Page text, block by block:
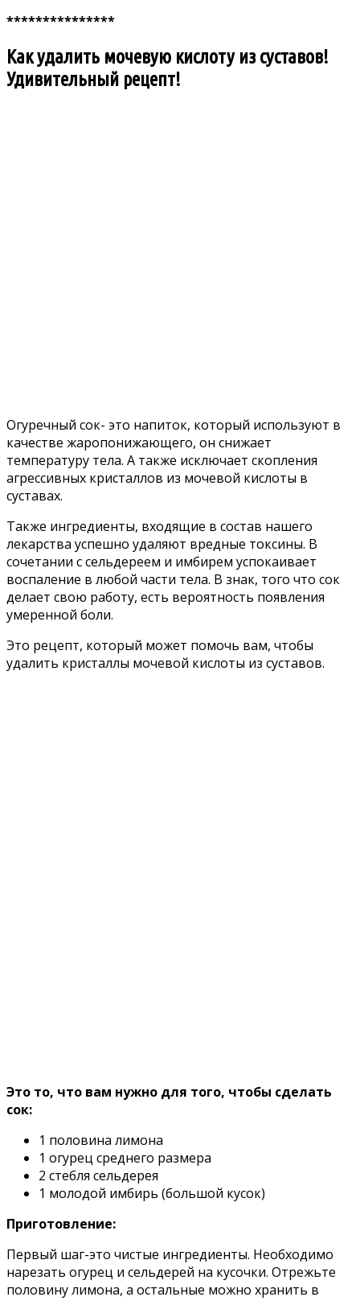
***************
Как удалить мочевую кислоту из суставов!
Удивительный рецепт!
Огуречный сок- это напиток, который используют в
качестве жаропонижающего, он снижает
температуру тела. А также исключает скопления
агрессивных кристаллов из мочевой кислоты в
суставах.
Также ингредиенты, входящие в состав нашего
лекарства успешно удаляют вредные токсины. В
сочетании с сельдереем и имбирем успокаивает
воспаление в любой части тела. В знак, того что сок
делает свою работу, есть вероятность появления
умеренной боли.
Это рецепт, который может помочь вам, чтобы
удалить кристаллы мочевой кислоты из суставов.
Это то, что вам нужно для того, чтобы сделать
сок:
1 половина лимона
1 огурец среднего размера
2 стебля сельдерея
1 молодой имбирь (большой кусок)
Приготовление:
Первый шаг-это чистые ингредиенты. Необходимо
нарезать огурец и сельдерей на кусочки. Отрежьте
половину лимона, а остальные можно хранить в